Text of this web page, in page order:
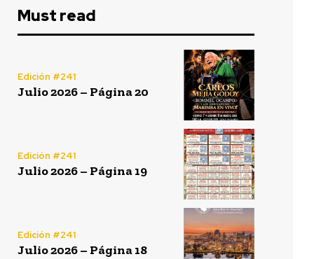
Must read
Edición #241
Julio 2026 – Página 20
Edición #241
Julio 2026 – Página 19
Edición #241
Julio 2026 – Página 18